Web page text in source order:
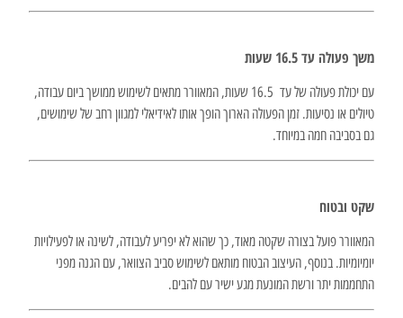
משך פעולה עד 16.5 שעות
עם יכולת פעולה של עד 16.5 שעות, המאוורר מתאים לשימוש ממושך ביום עבודה,
טיולים או נסיעות. זמן הפעולה הארוך הופך אותו לאידיאלי למגוון רחב של שימושים,
גם בסביבה חמה במיוחד.
שקט ובטוח
המאוורר פועל בצורה שקטה מאוד, כך שהוא לא יפריע לעבודה, לשינה או לפעילויות
יומיומיות. בנוסף, העיצוב הבטוח מותאם לשימוש סביב הצוואר, עם הגנה מפני
התחממות יתר ורשת המונעת מגע ישיר עם להבים.